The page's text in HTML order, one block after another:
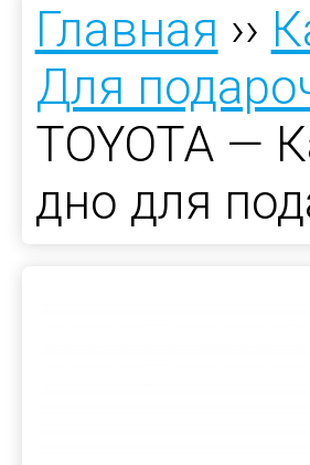
Главная ››
Для
TOYOTA —
дно для